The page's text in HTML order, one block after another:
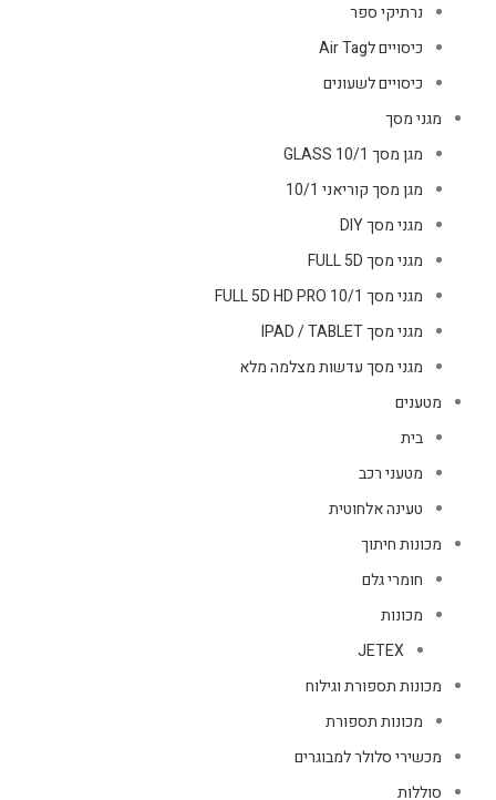
נרתיקי ספר
כיסויים לAir Tag
כיסויים לשעונים
מגני מסך
מגן מסך GLASS 10/1
מגן מסך קוריאני 10/1
מגני מסך DIY
מגני מסך FULL 5D
מגני מסך FULL 5D HD PRO 10/1
מגני מסך IPAD / TABLET
מגני מסך עדשות מצלמה מלא
מטענים
בית
מטעני רכב
טעינה אלחוטית
מכונות חיתוך
חומרי גלם
מכונות
JETEX
מכונות תספורת וגילוח
מכונות תספורת
מכשירי סלולר למבוגרים
סוללות